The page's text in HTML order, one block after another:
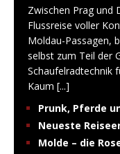
Zwischen Prag und
Flussreise voller
Moldau-Passagen,
selbst zum Teil der
Schaufelradtechnik
Kaum [...]
Prunk, Pferde
Neueste
Molde – die